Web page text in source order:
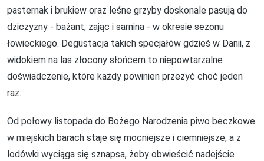
pasternak i brukiew oraz leśne grzyby doskonale pasują do
dziczyzny - bażant, zając i sarnina - w okresie sezonu
łowieckiego. Degustacja takich specjałów gdzieś w Danii, z
widokiem na las złocony słońcem to niepowtarzalne
doświadczenie, które każdy powinien przeżyć choć jeden
raz.
Od połowy listopada do Bożego Narodzenia piwo beczkowe
w miejskich barach staje się mocniejsze i ciemniejsze, a z
lodówki wyciąga się sznapsa, żeby obwieścić nadejście